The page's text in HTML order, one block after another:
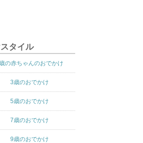
タイル
の赤ちゃんのおでかけ
3歳のおでかけ
5歳のおでかけ
7歳のおでかけ
9歳のおでかけ